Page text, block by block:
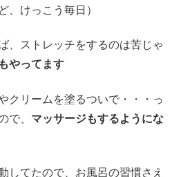
、けっこう毎日）
、ストレッチをするのは苦じゃ
やってます
クリームを塗るついで・・・っ
で、 マッサージもするようにな
してたので、お風呂の習慣さえ